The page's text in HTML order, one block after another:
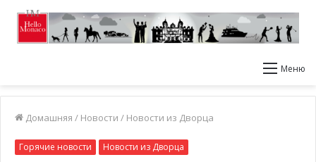
Меню
Домашняя / Новости / Новости из Дворца
Горячие новости Новости из Дворца